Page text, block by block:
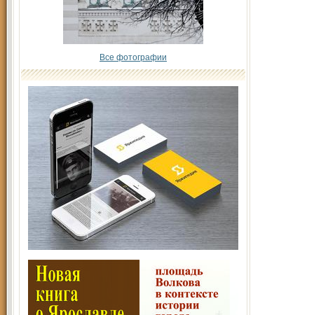
Все фотографии